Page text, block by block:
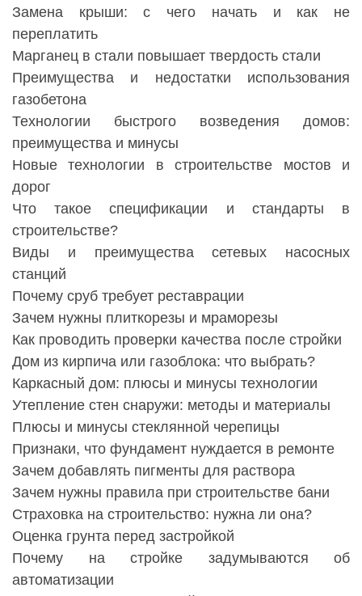
Замена крыши: с чего начать и как не
переплатить
Марганец в стали повышает твердость стали
Преимущества и недостатки использования
газобетона
Технологии быстрого возведения домов:
преимущества и минусы
Новые технологии в строительстве мостов и
дорог
Что такое спецификации и стандарты в
строительстве?
Виды и преимущества сетевых насосных
станций
Почему сруб требует реставрации
Зачем нужны плиткорезы и мраморезы
Как проводить проверки качества после стройки
Дом из кирпича или газоблока: что выбрать?
Каркасный дом: плюсы и минусы технологии
Утепление стен снаружи: методы и материалы
Плюсы и минусы стеклянной черепицы
Признаки, что фундамент нуждается в ремонте
Зачем добавлять пигменты для раствора
Зачем нужны правила при строительстве бани
Страховка на строительство: нужна ли она?
Оценка грунта перед застройкой
Почему на стройке задумываются об
автоматизации